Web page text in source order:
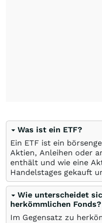
Was ist ein ETF?
Ein ETF ist ein
Aktien, Anleihen oder
enthält und wie eine
Handelstages gekauft
Wie unterscheidet
herkömmlichen Fonds?
Im Gegensatz zu